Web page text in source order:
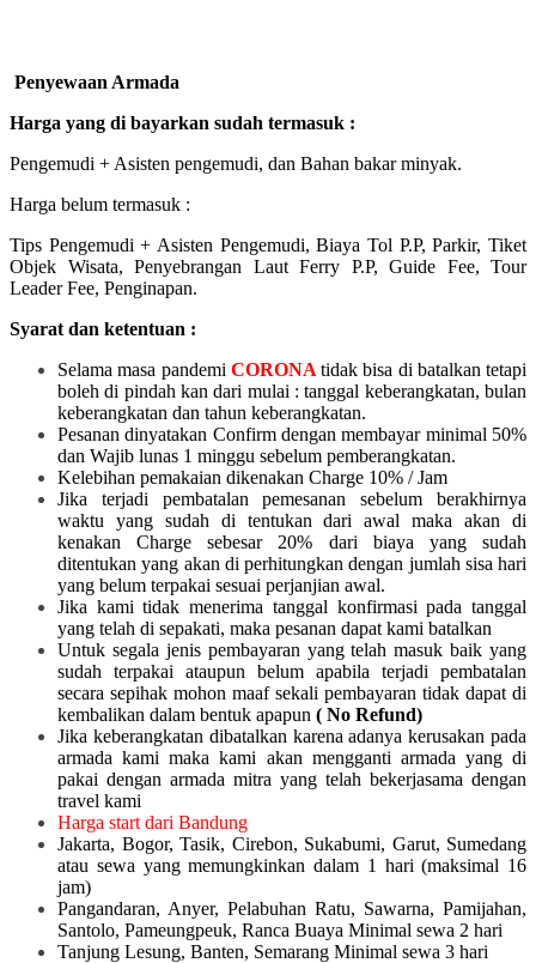
Penyewaan Armada
Harga yang di bayarkan sudah termasuk :
Pengemudi + Asisten pengemudi, dan Bahan bakar minyak.
Harga belum termasuk :
Tips Pengemudi + Asisten Pengemudi, Biaya Tol P.P, Parkir, Tiket
Objek Wisata, Penyebrangan Laut Ferry P.P, Guide Fee, Tour
Leader Fee, Penginapan.
Syarat dan ketentuan :
Selama masa pandemi CORONA tidak bisa di batalkan tetapi
boleh di pindah kan dari mulai :tanggal keberangkatan, bulan
keberangkatan dan tahun keberangkatan.
Pesanan dinyatakan Confirm dengan membayar minimal 50%
dan Wajib lunas 1 minggu sebelum pemberangkatan.
Kelebihan pemakaian dikenakan Charge 10% / Jam
Jika terjadi pembatalan pemesanan sebelum berakhirnya
waktu yang sudah di tentukan dari awal maka akan di
kenakan Charge sebesar 20% dari biaya yang sudah
ditentukan yang akan di perhitungkan dengan jumlah sisa hari
yang belum terpakai sesuai perjanjian awal.
Jika kami tidak menerima tanggal konfirmasi pada tanggal
yang telah di sepakati, maka pesanan dapat kami batalkan
Untuk segala jenis pembayaran yang telah masuk baik yang
sudah terpakai ataupun belum apabila terjadi pembatalan
secara sepihak mohon maaf sekali pembayaran tidak dapat di
kembalikan dalam bentuk apapun ( No Refund)
Jika keberangkatan dibatalkan karena adanya kerusakan pada
armada kami maka kami akan mengganti armada yang di
pakai dengan armada mitra yang telah bekerjasama dengan
travel kami
Harga start dari Bandung
Jakarta, Bogor, Tasik, Cirebon, Sukabumi, Garut, Sumedang
atau sewa yang memungkinkan dalam 1 hari (maksimal 16
jam)
Pangandaran, Anyer, Pelabuhan Ratu, Sawarna, Pamijahan,
Santolo, Pameungpeuk, Ranca Buaya Minimal sewa 2 hari
Tanjung Lesung, Banten, Semarang Minimal sewa 3 hari